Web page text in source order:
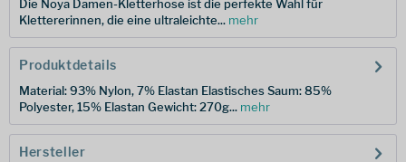
Die Noya Damen-Kletterhose ist die perfekte Wahl für
Klettererinnen, die eine ultraleichte... mehr
Produktdetails
Material: 93% Nylon, 7% Elastan Elastisches Saum: 85%
Polyester, 15% Elastan Gewicht: 270g... mehr
Hersteller